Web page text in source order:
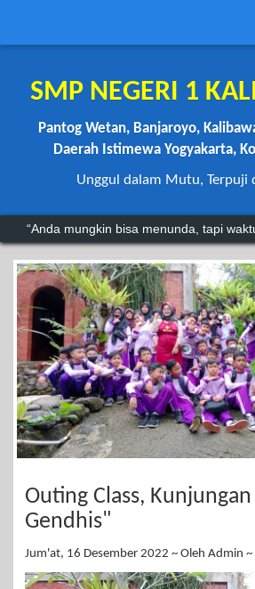
SMP NEGERI 1
Pantog Wetan, Banjaroyo,
Daerah Istimewa Yogyakarta,
Unggul dalam Mutu, Terpuji
"Kegagalan hanyalah batu loncatan
“Anda mungkin bisa menunda, tapi
Outing Class,
Gendhis"
Jum'at, 16 Desember 2022 ~ Oleh Admin